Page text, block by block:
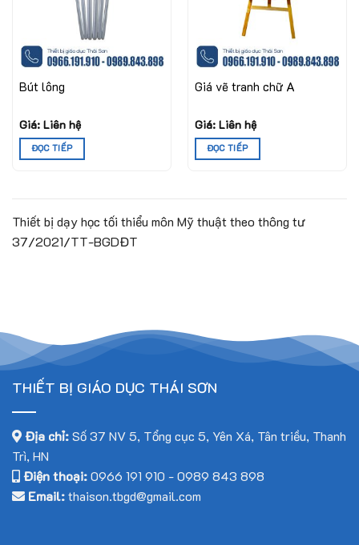
Bút lông
Giá: Liên hệ
ĐỌC TIẾP
Giá vẽ tranh chữ A
Giá: Liên hệ
ĐỌC TIẾP
Thiết bị dạy học tối thiểu môn Mỹ thuật theo thông tư
37/2021/TT-BGDĐT
THIẾT BỊ GIÁO DỤC THÁI SƠN
Địa chỉ:Số 37 NV 5, Tổng cục 5, Yên Xá, Tân triều, Thanh
Trì, HN
Điện thoại:0966 191 910 -0989 843 898
Email:thaison.tbgd@gmail.com